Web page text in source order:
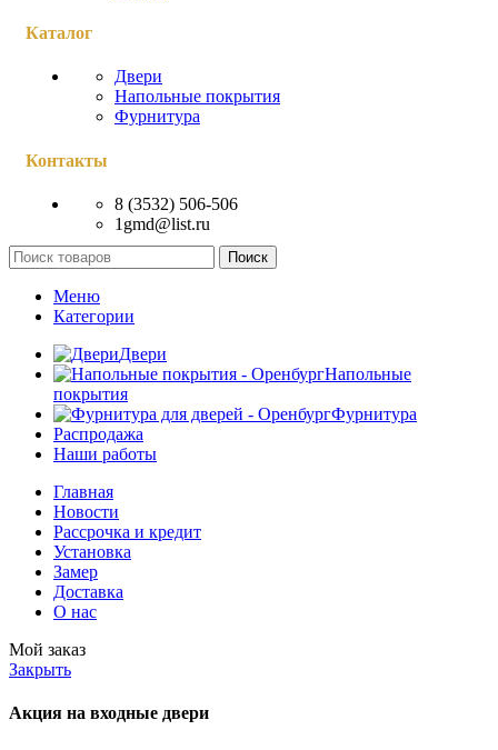
Каталог
Двери
Напольные покрытия
Фурнитура
Контакты
8 (3532) 506-506
1gmd@list.ru
Поиск
Меню
Категории
Двери
Напольные
покрытия
Фурнитура
Распродажа
Наши работы
Главная
Новости
Рассрочка и кредит
Установка
Замер
Доставка
О нас
Мой заказ
Закрыть
Акция на входные двери